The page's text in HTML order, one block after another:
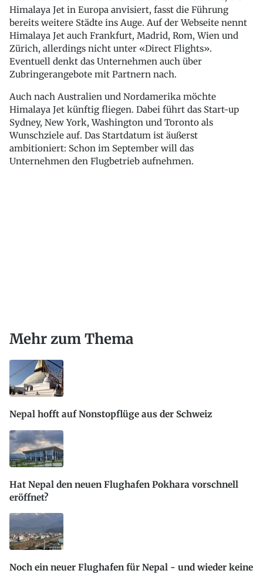
Himalaya Jet in Europa anvisiert, fasst die Führung
bereits weitere Städte ins Auge. Auf der Webseite nennt
Himalaya Jet auch Frankfurt, Madrid, Rom, Wien und
Zürich, allerdings nicht unter «Direct Flights».
Eventuell denkt das Unternehmen auch über
Zubringerangebote mit Partnern nach.
Auch nach Australien und Nordamerika möchte
Himalaya Jet künftig fliegen. Dabei führt das Start-up
Sydney, New York, Washington und Toronto als
Wunschziele auf. Das Startdatum ist äußerst
ambitioniert: Schon im September will das
Unternehmen den Flugbetrieb aufnehmen.
Mehr zum Thema
Nepal hofft auf Nonstopflüge aus der Schweiz
Hat Nepal den neuen Flughafen Pokhara vorschnell
eröffnet?
Noch ein neuer Flughafen für Nepal - und wieder keine